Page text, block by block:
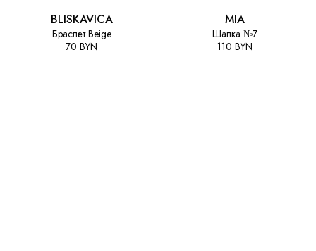
BLISKAVICA
Браслет Beige
70 BYN
MIA
Шапка №7
110 BYN